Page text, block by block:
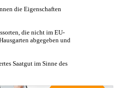
die Eigenschaften
die nicht im EU-
abgegeben und
Saatgut im Sinne des